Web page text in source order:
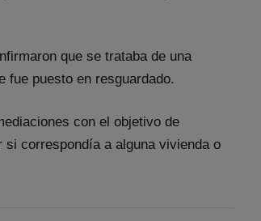
que se trataba de una
fue puesto en resguardado.
con el objetivo de
correspondía a alguna vivienda o